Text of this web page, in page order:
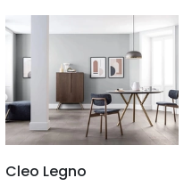
Cleo Legno